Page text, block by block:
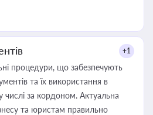
діяльності
+1
процедури, що забезпечують
та їх використання в
числі за кордоном. Актуальна
та юристам правильно